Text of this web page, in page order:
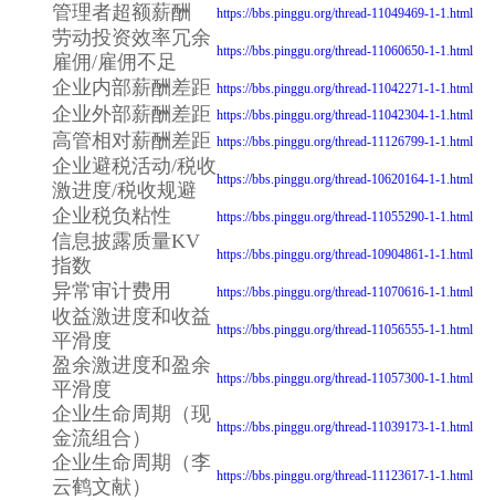
管理者超额薪酬 https://bbs.pinggu.org/thread-11049469-1-1.html
劳动投资效率冗余
雇佣/雇佣不足
https://bbs.pinggu.org/thread-11060650-1-1.html
企业内部薪酬差距 https://bbs.pinggu.org/thread-11042271-1-1.html
企业外部薪酬差距 https://bbs.pinggu.org/thread-11042304-1-1.html
高管相对薪酬差距 https://bbs.pinggu.org/thread-11126799-1-1.html
企业避税活动/税收
激进度/税收规避
https://bbs.pinggu.org/thread-10620164-1-1.html
企业税负粘性 https://bbs.pinggu.org/thread-11055290-1-1.html
信息披露质量KV
指数
https://bbs.pinggu.org/thread-10904861-1-1.html
异常审计费用 https://bbs.pinggu.org/thread-11070616-1-1.html
收益激进度和收益
平滑度
https://bbs.pinggu.org/thread-11056555-1-1.html
盈余激进度和盈余
平滑度
https://bbs.pinggu.org/thread-11057300-1-1.html
企业生命周期（现
金流组合）
https://bbs.pinggu.org/thread-11039173-1-1.html
企业生命周期（李
云鹤文献）
https://bbs.pinggu.org/thread-11123617-1-1.html